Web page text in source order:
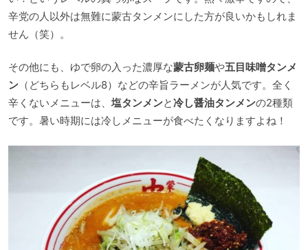
辛党の人以外は無難に蒙古タンメンにした方が良いかもしれま
せん（笑）。
その他にも、ゆで卵の入った濃厚な蒙古卵麺や五目味噌タンメ
ン（どちらもレベル8）などの辛旨ラーメンが人気です。全く
辛くないメニューは、 塩タンメンと冷し醤油タンメンの2種類
です。暑い時期には冷しメニューが食べたくなりますよね！